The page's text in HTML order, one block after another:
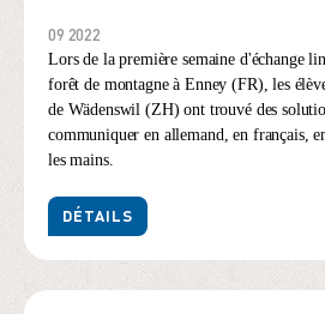
09 2022
Lors de la première semaine d'échange
forêt de montagne à Enney (FR), les
de Wädenswil (ZH) ont trouvé des
communiquer en allemand, en français,
les mains.
DÉTAILS